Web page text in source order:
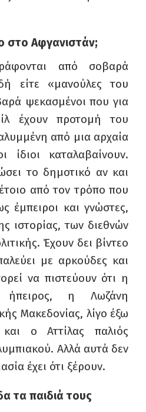
στο Αφγανιστάν;
από σοβαρά
είτε «μανούλες του
ψεκασμένοι που για
έχουν προτομή του
από μια αρχαία
καταλαβαίνουν.
το δημοτικό αν και
από τον τρόπο που
έμπειροι και γνώστες,
ιστορίας, των διεθνών
Έχουν δει βίντεο
με αρκούδες και
να πιστεύουν ότι η
ήπειρος, η Λωζάνη
Μακεδονίας, λίγο έξω
ο Αττίλας παλιός
Αλλά αυτά δεν
έχει ότι ξέρουν.
τα παιδιά τους